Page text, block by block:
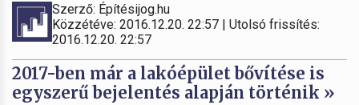
Szerző: Építésijog.hu
Közzétéve: 2016.12.20. 22:57 | Utolsó frissítés:
2016.12.20. 22:57
2017-ben már a lakóépület bővítése is
egyszerű bejelentés alapján történik »